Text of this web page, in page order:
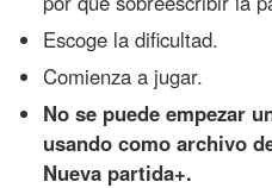
Escoge la dificultad.
Comienza a jugar.
No se puede empezar
usando como archivo
Nueva partida+.